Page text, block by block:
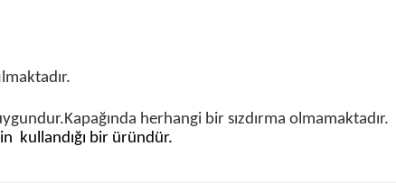
herhangi bir sızdırma olmamaktadır.
kullandığı bir üründür.